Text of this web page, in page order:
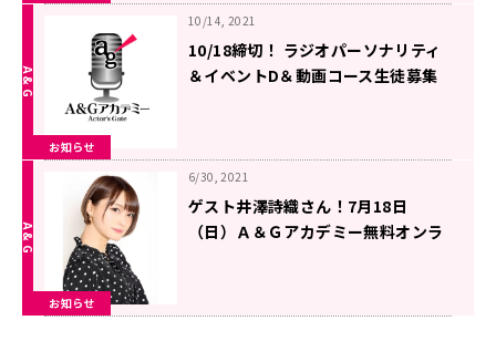
お知らせ
10/14, 2021
10/18締切！ ラジオパーソナリティ
＆イベントD＆動画コース生徒募集
お知らせ
6/30, 2021
ゲスト井澤詩織さん！7月18日
（日）Ａ＆Ｇアカデミー無料オンラ